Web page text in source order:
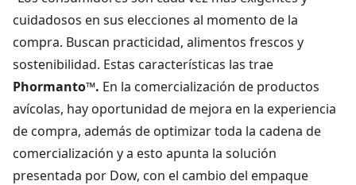
cuidadosos en sus elecciones al momento de la
compra. Buscan practicidad, alimentos frescos y
sostenibilidad. Estas características las trae
Phormanto™. En la comercialización de productos
avícolas, hay oportunidad de mejora en la experiencia
de compra, además de optimizar toda la cadena de
comercialización y a esto apunta la solución
presentada por Dow, con el cambio del empaque